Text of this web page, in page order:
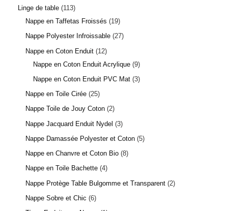
Linge de table 113
Nappe en Taffetas Froissés
19
Nappe Polyester Infroissable 27
Nappe en Coton Enduit 12
Nappe en Coton Enduit Acrylique 9
Nappe en Coton Enduit PVC Mat 3
Nappe en Toile Cirée 25
Nappe Toile de Jouy Coton 2
Nappe Jacquard Enduit Nydel 3
Nappe Damassée Polyester et Coton 5
Nappe en Chanvre et Coton Bio 8
Nappe en Toile Bachette 4
Nappe Protège Table Bulgomme et Transparent 2
Nappe Sobre et Chic 6